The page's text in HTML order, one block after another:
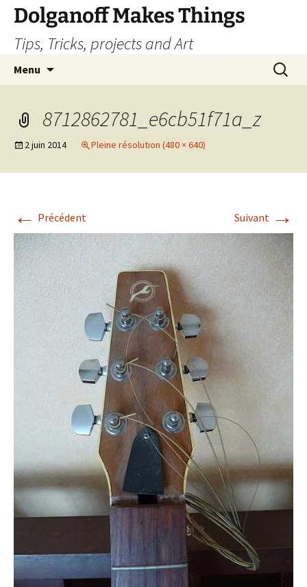
Dolganoff Makes Things
Tips, Tricks, projects and Art
Menu
8712862781_e6cb51f71a_z
2 juin 2014 Pleine résolution (480 × 640)
← Précédent Suivant →